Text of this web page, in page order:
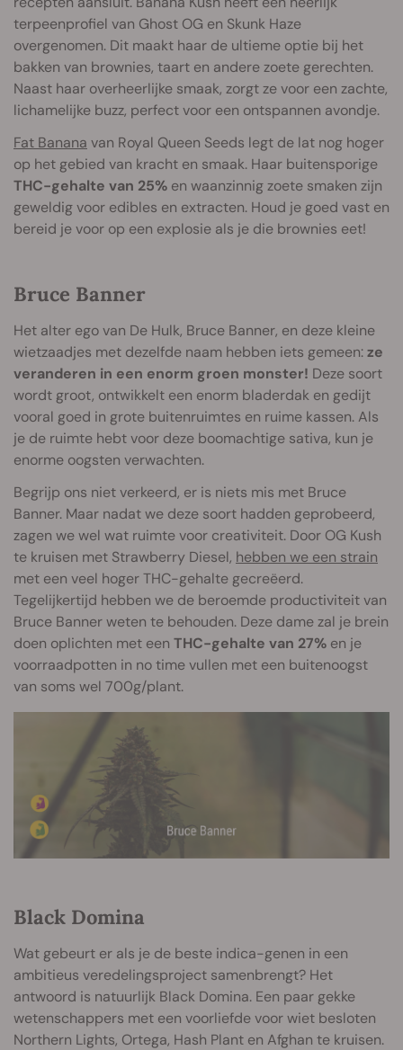
terpeenprofiel van Ghost OG en Skunk Haze
overgenomen. Dit maakt haar de ultieme optie bij het
bakken van brownies, taart en andere zoete gerechten.
Naast haar overheerlijke smaak, zorgt ze voor een zachte,
lichamelijke buzz, perfect voor een ontspannen avondje.
Fat Banana van Royal Queen Seeds legt de lat nog hoger
op het gebied van kracht en smaak. Haar buitensporige
THC-gehalte van 25% en waanzinnig zoete smaken zijn
geweldig voor edibles en extracten. Houd je goed vast en
bereid je voor op een explosie als je die brownies eet!
Bruce Banner
Het alter ego van De Hulk, Bruce Banner, en deze kleine
wietzaadjes met dezelfde naam hebben iets gemeen:ze
veranderen in een enorm groen monster! Deze soort
wordt groot, ontwikkelt een enorm bladerdak en gedijt
vooral goed in grote buitenruimtes en ruime kassen. Als
je de ruimte hebt voor deze boomachtige sativa, kun je
enorme oogsten verwachten.
Begrijp ons niet verkeerd, er is niets mis met Bruce
Banner. Maar nadat we deze soort hadden geprobeerd,
zagen we wel wat ruimte voor creativiteit. Door OG Kush
te kruisen met Strawberry Diesel, hebben we een strain
met een veel hoger THC-gehalte gecreëerd.
Tegelijkertijd hebben we de beroemde productiviteit van
Bruce Banner weten te behouden. Deze dame zal je brein
doen oplichten met een THC-gehalte van 27% en je
voorraadpotten in no time vullen met een buitenoogst
van soms wel 700g/plant.
Black Domina
Wat gebeurt er als je de beste indica-genen in een
ambitieus veredelingsproject samenbrengt? Het
antwoord is natuurlijk Black Domina. Een paar gekke
wetenschappers met een voorliefde voor wiet besloten
Northern Lights, Ortega, Hash Plant en Afghan te kruisen.